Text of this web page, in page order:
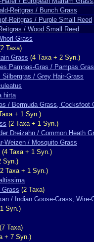
Reitgras / Bunch Grass
Reitgras / Purple Small Reed
/ Wood Small Reed
Grass
Taxa)
Grass (4 Taxa + 2 Syn.)
Pampas-Gras / Pampas
Silbergras / Grey Hair-Grass
hirta
/ Bermuda Grass, Cocksfoot
+ 1 Syn.)
(2 Taxa + 1 Syn.)
Dreizahn / Common Heath
Weizen / Mosquito Grass
(4 Taxa + 1 Syn.)
Syn.)
Taxa + 1 Syn.)
(2 Taxa)
/ Indian Goose-Grass, Wire-
Syn.)
(7 Taxa)
+ 7 Syn.)